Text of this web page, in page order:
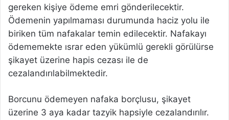
gereken kişiye ödeme emri gönderilecektir.
Ödemenin yapılmaması durumunda haciz yolu ile
biriken tüm nafakalar temin edilecektir. Nafakayı
ödememekte ısrar eden yükümlü gerekli görülürse
şikayet üzerine hapis cezası ile de
cezalandırılabilmektedir.
Borcunu ödemeyen nafaka borçlusu, şikayet
üzerine 3 aya kadar tazyik hapsiyle cezalandırılır.